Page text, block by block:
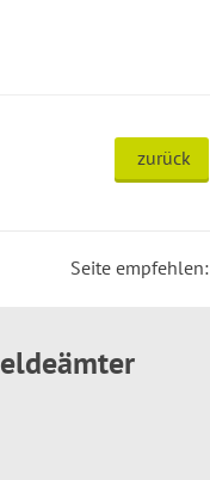
zurück
Seite empfehlen: